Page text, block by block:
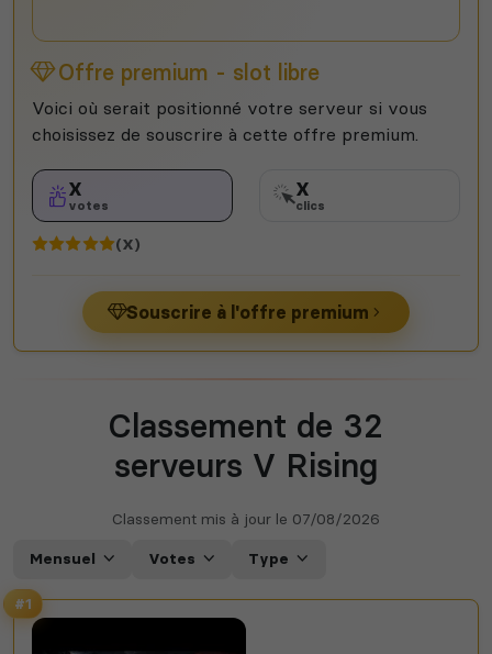
Offre premium - slot libre
Voici où serait positionné votre serveur si vous
choisissez de souscrire à cette offre premium.
X
votes
X
clics
(X)
Souscrire à l'offre premium
Classement de 32
serveurs V Rising
Classement mis à jour le 07/08/2026
Mensuel Votes Type
#1